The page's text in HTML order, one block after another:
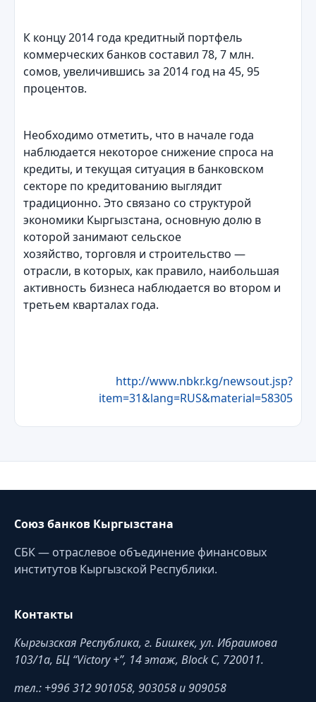
К концу 2014 года кредитный портфель
коммерческих банков составил 78, 7 млн.
сомов, увеличившись за 2014 год на 45, 95
процентов.
Необходимо отметить, что в начале года
наблюдается некоторое снижение спроса на
кредиты, и текущая ситуация в банковском
секторе по кредитованию выглядит
традиционно. Это связано со структурой
экономики Кыргызстана, основную долю в
которой занимают сельское
хозяйство, торговля и строительство —
отрасли, в которых, как правило, наибольшая
активность бизнеса наблюдается во втором и
третьем кварталах года.
http://www.nbkr.kg/newsout.jsp?
item=31&lang=RUS&material=58305
Союз банков Кыргызстана
СБК — отраслевое объединение финансовых
институтов Кыргызской Республики.
Контакты
Кыргызская Республика, г. Бишкек, ул. Ибраимова
103/1a, БЦ “Victory +”, 14 этаж, Block C, 720011.
тел.: +996 312 901058, 903058 и 909058